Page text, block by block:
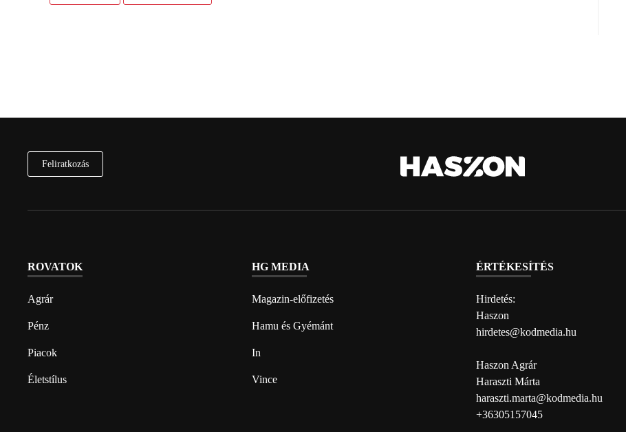
Feliratkozás
ROVATOK
Agrár
Pénz
Piacok
Életstílus
HG MEDIA
Magazin-előfizetés
Hamu és Gyémánt
In
Vince
ÉRTÉKESÍTÉS
Hirdetés:
Haszon
hirdetes@kodmedia.hu
Haszon Agrár
Haraszti Márta
haraszti.marta@kodmedia.hu
+36305157045